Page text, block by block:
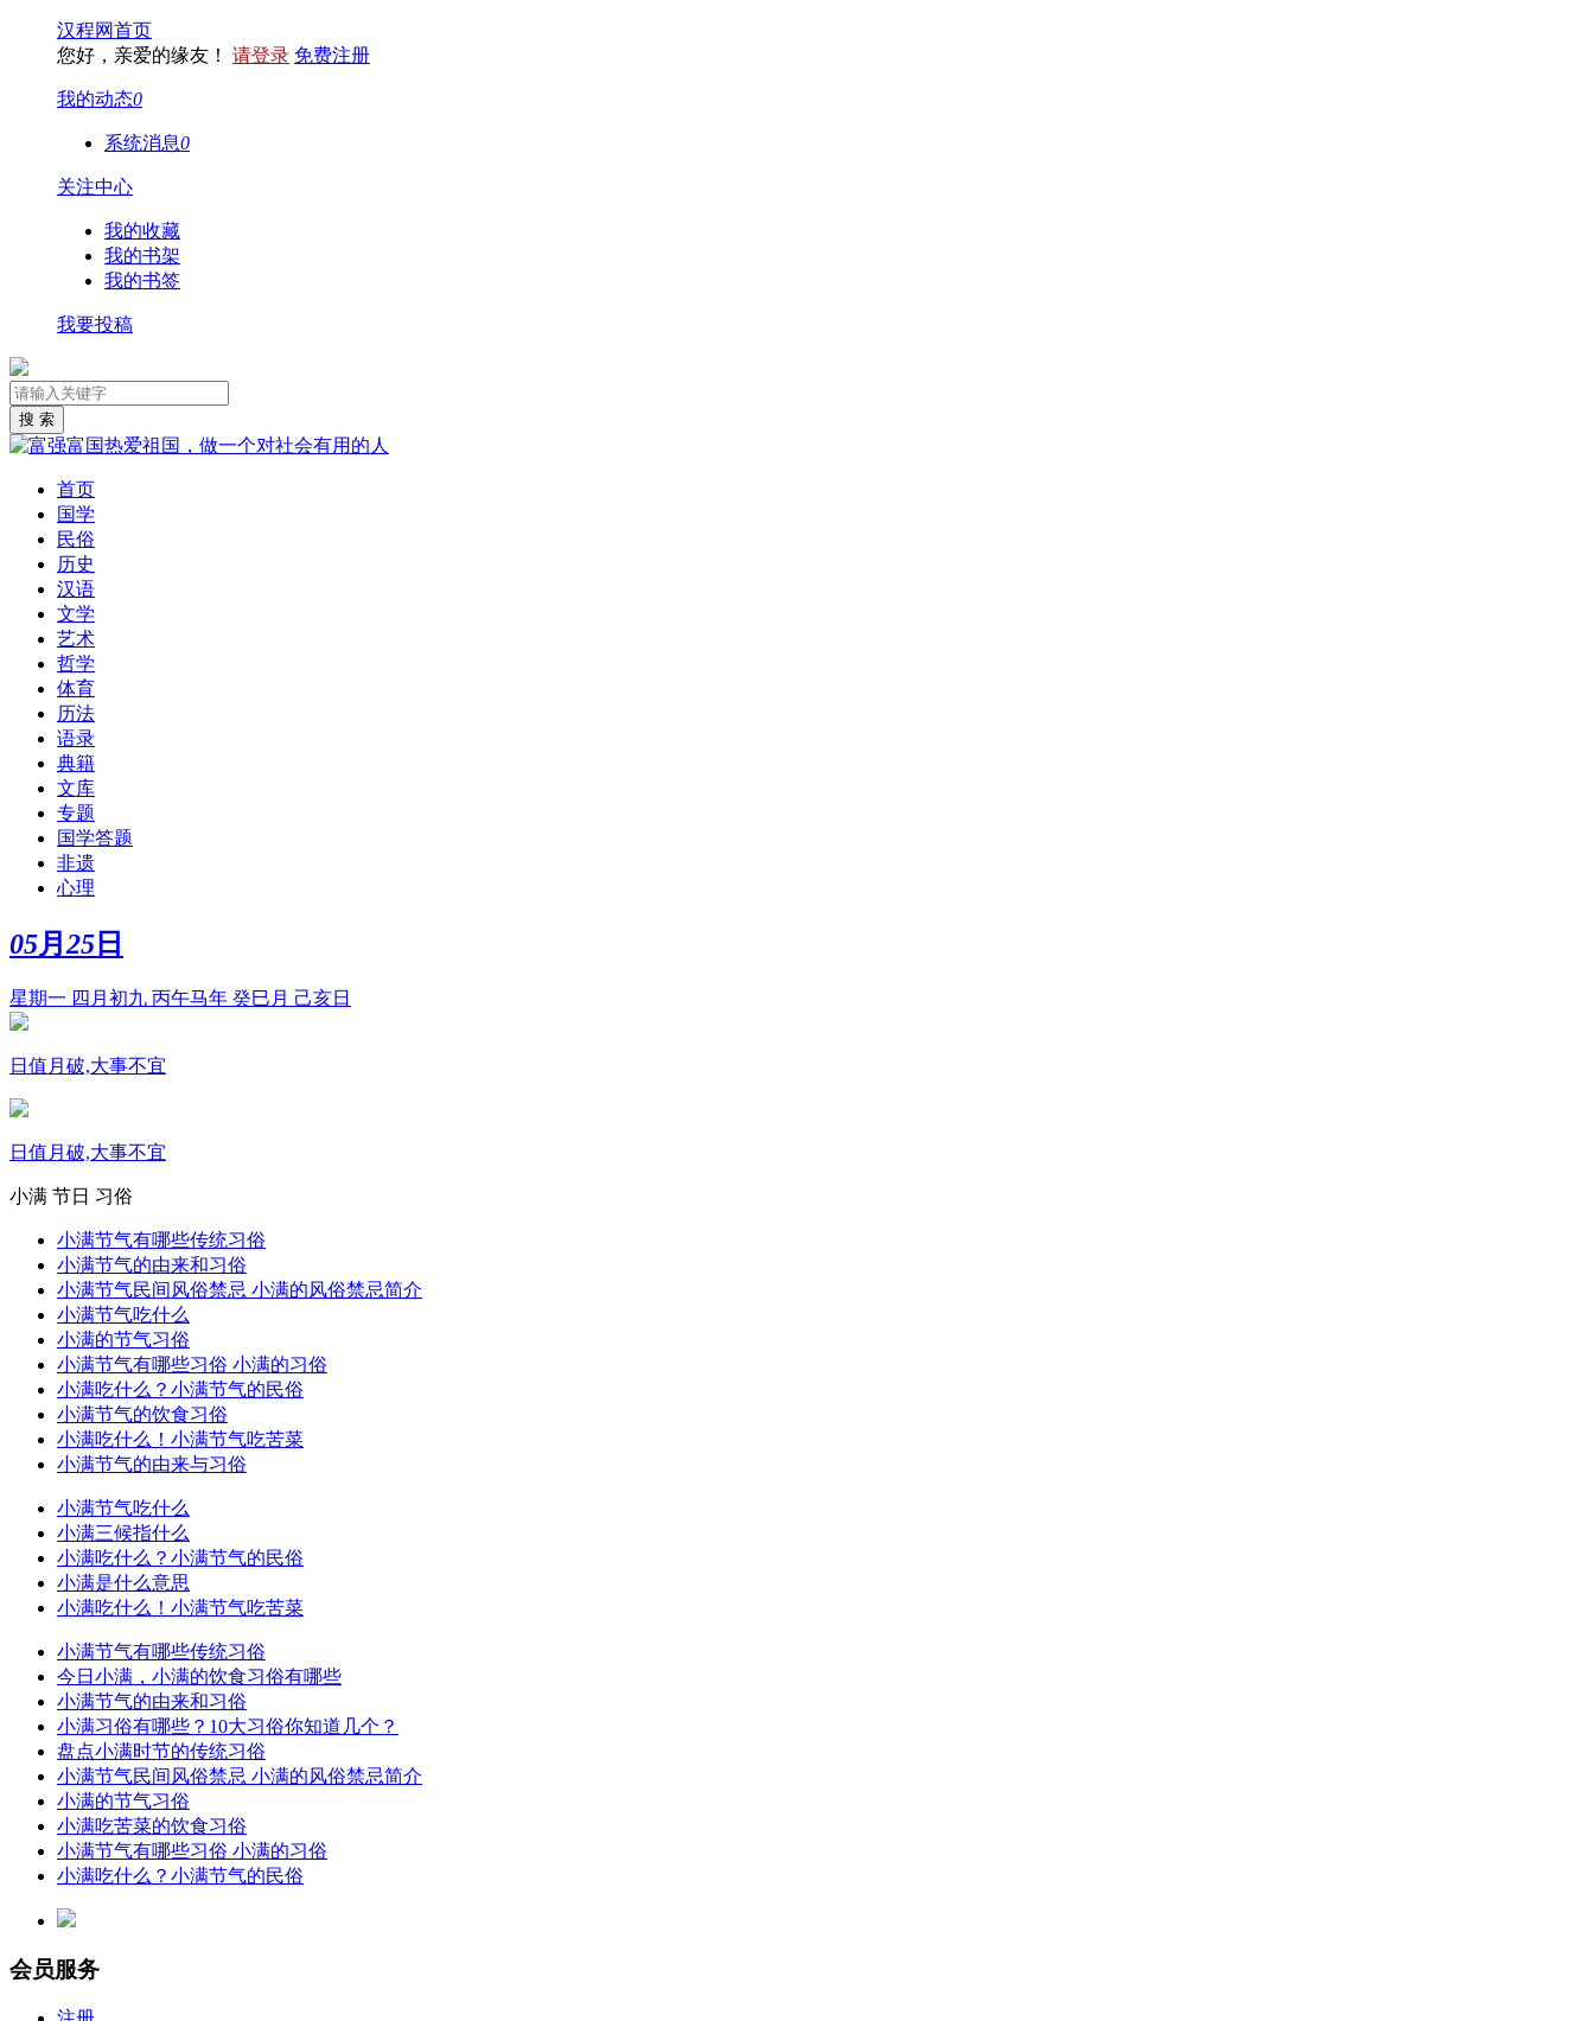
汉程网首页
您好，亲爱的缘友！ 请登录 免费注册
我的动态0
系统消息0
关注中心
我的收藏
我的书架
我的书签
我要投稿
首页
国学
民俗
历史
汉语
文学
艺术
哲学
体育
历法
语录
典籍
文库
专题
国学答题
非遗
心理
05月 25 日
星期一 四月初九 丙午马年 癸巳月 己亥日
日值月破,大事不宜
日值月破,大事不宜
小满 节日 习俗
小满节气有哪些传统习俗
小满节气的由来和习俗
小满节气民间风俗禁忌 小满的风俗禁忌简介
小满节气吃什么
小满的节气习俗
小满节气有哪些习俗 小满的习俗
小满吃什么？小满节气的民俗
小满节气的饮食习俗
小满吃什么！小满节气吃苦菜
小满节气的由来与习俗
小满节气吃什么
小满三候指什么
小满吃什么？小满节气的民俗
小满是什么意思
小满吃什么！小满节气吃苦菜
小满节气有哪些传统习俗
今日小满，小满的饮食习俗有哪些
小满节气的由来和习俗
小满习俗有哪些？10大习俗你知道几个？
盘点小满时节的传统习俗
小满节气民间风俗禁忌 小满的风俗禁忌简介
小满的节气习俗
小满吃苦菜的饮食习俗
小满节气有哪些习俗 小满的习俗
小满吃什么？小满节气的民俗
会员服务